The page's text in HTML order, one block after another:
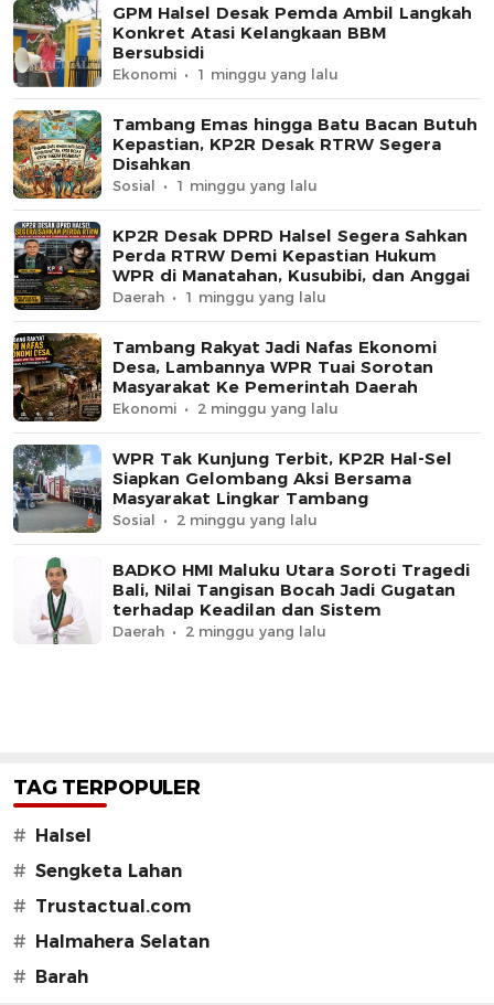
GPM Halsel Desak Pemda Ambil Langkah
Konkret Atasi Kelangkaan BBM
Bersubsidi
Ekonomi 1 minggu yang lalu
Tambang Emas hingga Batu Bacan Butuh
Kepastian, KP2R Desak RTRW Segera
Disahkan
Sosial 1 minggu yang lalu
KP2R Desak DPRD Halsel Segera Sahkan
Perda RTRW Demi Kepastian Hukum
WPR di Manatahan, Kusubibi, dan Anggai
Daerah 1 minggu yang lalu
Tambang Rakyat Jadi Nafas Ekonomi
Desa, Lambannya WPR Tuai Sorotan
Masyarakat Ke Pemerintah Daerah
Ekonomi 2 minggu yang lalu
WPR Tak Kunjung Terbit, KP2R Hal-Sel
Siapkan Gelombang Aksi Bersama
Masyarakat Lingkar Tambang
Sosial 2 minggu yang lalu
BADKO HMI Maluku Utara Soroti Tragedi
Bali, Nilai Tangisan Bocah Jadi Gugatan
terhadap Keadilan dan Sistem
Daerah 2 minggu yang lalu
TAG TERPOPULER
# Halsel
# Sengketa Lahan
# Trustactual.com
# Halmahera Selatan
# Barah